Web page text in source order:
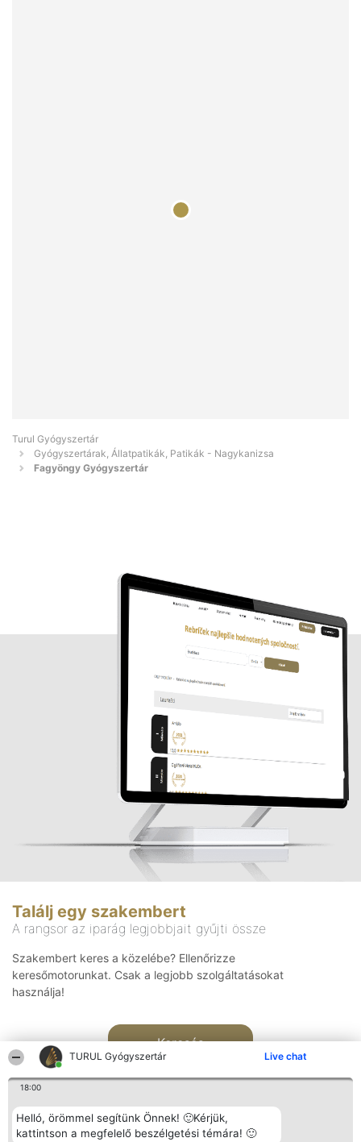
TURUL Gyógyszertár Live chat
18:00
Helló, örömmel segítünk Önnek! 🙂Kérjük,
kattintson a megfelelő beszélgetési témára! 🙂
Turul Gyógyszertár
Gyógyszertárak, Állatpatikák, Patikák - Nagykanizsa
Fagyöngy Gyógyszertár
Találj egy szakembert
A rangsor az iparág legjobbjait gyűjti össze
Szakembert keres a közelébe? Ellenőrizze
keresőmotorunkat. Csak a legjobb szolgáltatásokat
használja!
Keresés